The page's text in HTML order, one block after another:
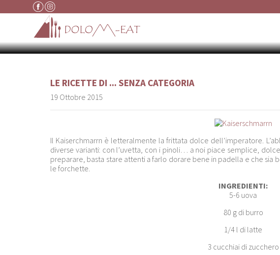
Vai al contenuto
LE RICETTE DI ... SENZA CATEGORIA
19 Ottobre 2015
Il Kaiserchmarrn è letteralmente la frittata dolce dell’imperatore.
diverse varianti: con l’uvetta, con i pinoli… a noi piace semplice,
preparare, basta stare attenti a farlo dorare bene in padella e che sia
le forchette.
INGREDIENTI:
5-6 uova
80 g di burro
1/4 l di latte
3 cucchiai di zucchero